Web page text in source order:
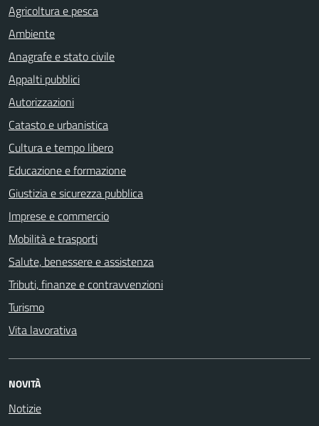
Agricoltura e pesca
Ambiente
Anagrafe e stato civile
Appalti pubblici
Autorizzazioni
Catasto e urbanistica
Cultura e tempo libero
Educazione e formazione
Giustizia e sicurezza pubblica
Imprese e commercio
Mobilità e trasporti
Salute, benessere e assistenza
Tributi, finanze e contravvenzioni
Turismo
Vita lavorativa
NOVITÀ
Notizie